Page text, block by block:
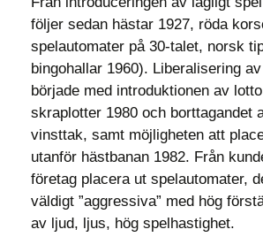
följer sedan hästar 1927, röda
spelautomater på 30-talet, norsk
bingohallar 1960). Liberalisering
började med introduktionen av
skraplotter 1980 och borttagandet
vinsttak, samt möjligheten att
utanför hästbanan 1982. Från
företag placera ut spelautomater,
väldigt ”aggressiva” med hög
av ljud, ljus, hög spelhastighet.